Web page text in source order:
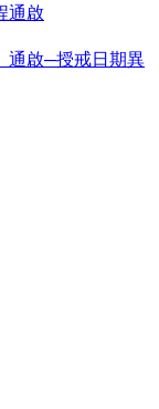
通啟
通啟─授戒日期異